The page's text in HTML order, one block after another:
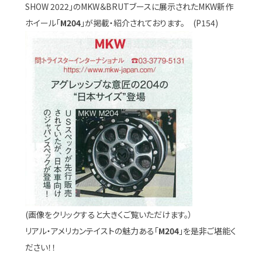
SHOW 2022」のMKW＆BRUTブースに展示されたMKW新作
ホイール「M204」が掲載・紹介されております。 (P154)
(画像をクリックすると大きくご覧いただけます。）
リアル・アメリカンテイストの魅力ある「M204」を是非ご堪能く
ださい！！